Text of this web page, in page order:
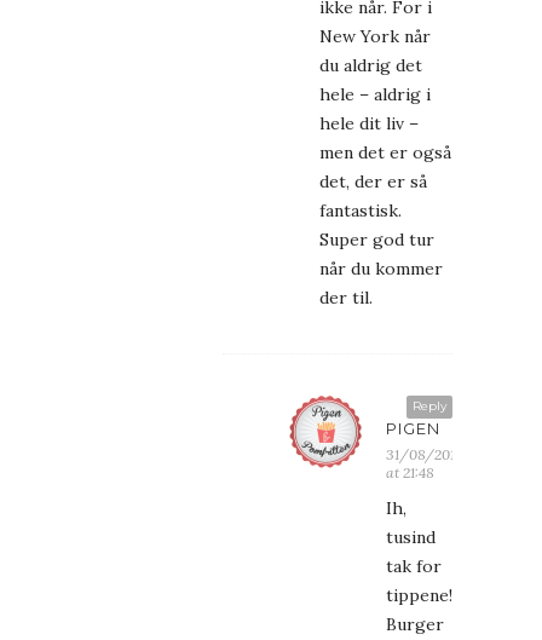
ikke når. For i
New York når
du aldrig det
hele – aldrig i
hele dit liv –
men det er også
det, der er så
fantastisk.
Super god tur
når du kommer
der til.
Reply
PIGEN
31/08/2013
at 21:48
Ih,
tusind
tak for
tippene!
Burger